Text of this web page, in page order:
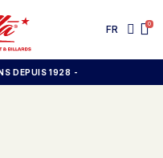
FR
DEPUIS 1928 -